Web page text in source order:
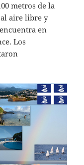
metros de la
aire libre y
en
Los